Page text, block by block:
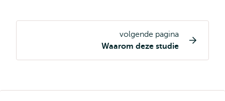
volgende pagina
Waarom deze studie